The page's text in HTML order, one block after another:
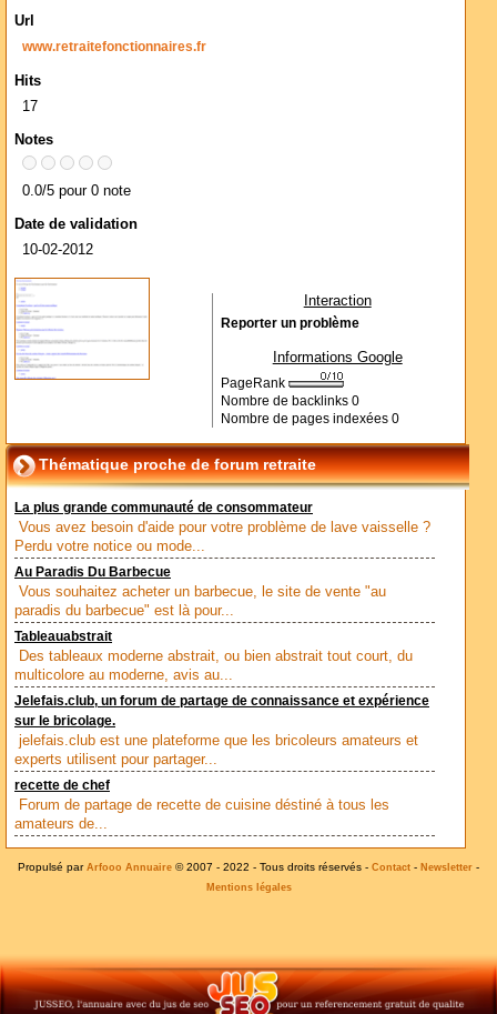
Url
www.retraitefonctionnaires.fr
Hits
17
Notes
0.0/5 pour 0 note
Date de validation
10-02-2012
Interaction
Reporter un problème
Informations Google
PageRank
Nombre de backlinks 0
Nombre de pages indexées 0
Thématique proche de forum retraite
La plus grande communauté de consommateur
Vous avez besoin d'aide pour votre problème de lave vaisselle ?
Perdu votre notice ou mode...
Au Paradis Du Barbecue
Vous souhaitez acheter un barbecue, le site de vente "au
paradis du barbecue" est là pour...
Tableauabstrait
Des tableaux moderne abstrait, ou bien abstrait tout court, du
multicolore au moderne, avis au...
Jelefais.club, un forum de partage de connaissance et expérience
sur le bricolage.
jelefais.club est une plateforme que les bricoleurs amateurs et
experts utilisent pour partager...
recette de chef
Forum de partage de recette de cuisine déstiné à tous les
amateurs de...
Propulsé par Arfooo Annuaire © 2007 - 2022 - Tous droits réservés - Contact - Newsletter -
Mentions légales